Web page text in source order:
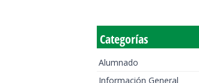
Categorías
Alumnado
Información General